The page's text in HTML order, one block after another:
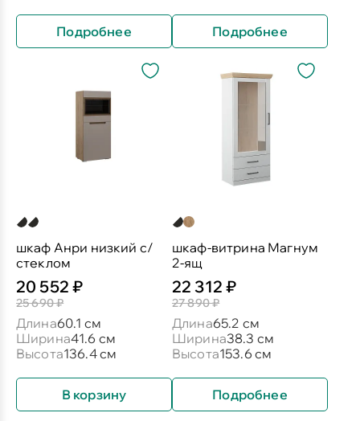
Подробнее Подробнее
шкаф Анри низкий с/
стеклом
20 552 ₽
25 690 ₽
Длина60.1 см
Ширина41.6 см
Высота136.4 см
В корзину
шкаф-витрина Магнум
2-ящ
22 312 ₽
27 890 ₽
Длина65.2 см
Ширина38.3 см
Высота153.6 см
Подробнее